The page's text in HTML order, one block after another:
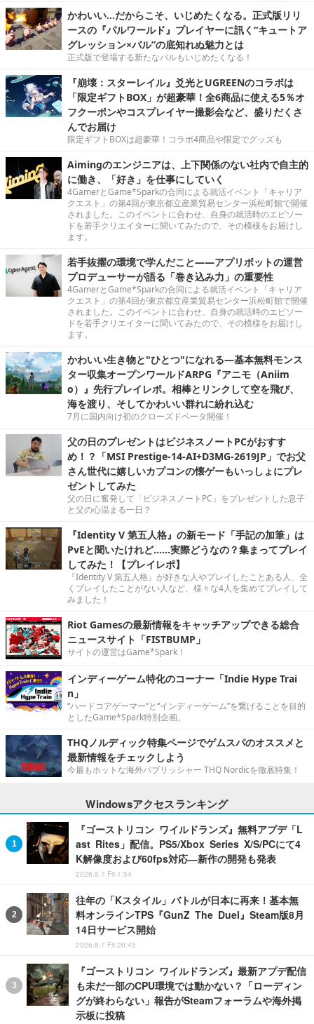
かわいい…だからこそ、いじめたくなる。正式版リリ
ースの『パルワールド』プレイヤーに訊く“キュートア
グレッション×パル”の底知れぬ魅力とは
正式版で登場する新たなパルもいじめたくなる！
『崩壊：スターレイル』爻光とUGREENのコラボは
「限定ギフトBOX」が超豪華！全6商品に使える5％オ
フクーポンやコスプレイヤー撮影会など、盛りだくさ
んでお届け
限定ギフトBOXは超豪華！コラボ4商品や限定でグッズも
Aimingのエンジニアは、上下関係のない社内で自主的
に働き、「好き」を仕事にしていく
4GamerとGame*Sparkの合同による就活イベント「キャリア
クエスト」の第4回が東京都立産業貿易センター浜松町館で開催
されました。このイベントに合わせ、自身の就活時のエピソー
ドを若手クリエイターに聞いてみたので、その模様をお届けし
ます。
若手抜擢の環境で学んだこと――アプリボットの運営
プロデューサーが語る「巻き込み力」の重要性
4GamerとGame*Sparkの合同による就活イベント「キャリア
クエスト」の第4回が東京都立産業貿易センター浜松町館で開催
されました。このイベントに合わせ、自身の就活時のエピソー
ドを若手クリエイターに聞いてみたので、その模様をお届けし
ます。
かわいい生き物と"ひとつ"になれる―基本無料モンス
ター収集オープンワールドARPG『アニモ（Aniim
o）』先行プレイレポ。相棒とリンクして空を飛び、
海を渡り、そしてかわいい群れに紛れ込む
7月に国内向け初のクローズドベータ開催！
父の日のプレゼントはビジネスノートPCがおすす
め！？「MSI Prestige-14-AI+D3MG-2619JP」でお父
さん世代に嬉しいカプコンの懐ゲーもいっしょにプレ
ゼントしてみた
父の日に奮発して「ビジネスノートPC」をプレゼントした息子
と父の心温まる一日？
『Identity V 第五人格』の新モード「手記の加筆」は
PvEと聞いたけれど……実際どうなの？集まってプレイ
してみた！【プレイレポ】
『Identity V 第五人格』が好きな人やプレイしたことある人、全
くプレイしたことがない人など、様々な4人を集めてプレイして
みました！
Riot Gamesの最新情報をキャッチアップできる総合
ニュースサイト「FISTBUMP」
サイトの運営はGame*Spark！
インディーゲーム特化のコーナー「Indie Hype Trai
n」
“ハードコアゲーマー”と“インディーゲーム”を繋げることを目的
としたGame*Spark特別企画。
THQノルディック特集ページでゲムスパのオススメと
最新情報をチェックしよう
今最もホットな海外パブリッシャー THQ Nordicを徹底特集！
Windowsアクセスランキング
『ゴーストリコン ワイルドランズ』無料アプデ「L
ast Rites」配信。PS5/Xbox Series X/S/PCにて4
K解像度および60fps対応―新作の開発も発表
2026.8.7 Fri 1:54
往年の「Kスタイル」バトルが日本に再来！基本無
料オンラインTPS『GunZ The Duel』Steam版8月
14日サービス開始
2026.8.7 Fri 20:45
『ゴーストリコン ワイルドランズ』最新アプデ配信
も未だ一部のCPU環境では動かない？「ローディン
グが終わらない」報告がSteamフォーラムや海外掲
示板に投稿